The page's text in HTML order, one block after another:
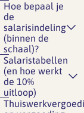
Hoe bepaal je
de
salarisindeling
(binnen de
schaal)?
Salaristabellen
(en hoe werkt
de 10%
uitloop)